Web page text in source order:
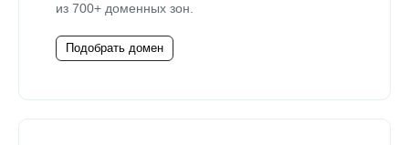
из 700+ доменных зон.
Подобрать домен